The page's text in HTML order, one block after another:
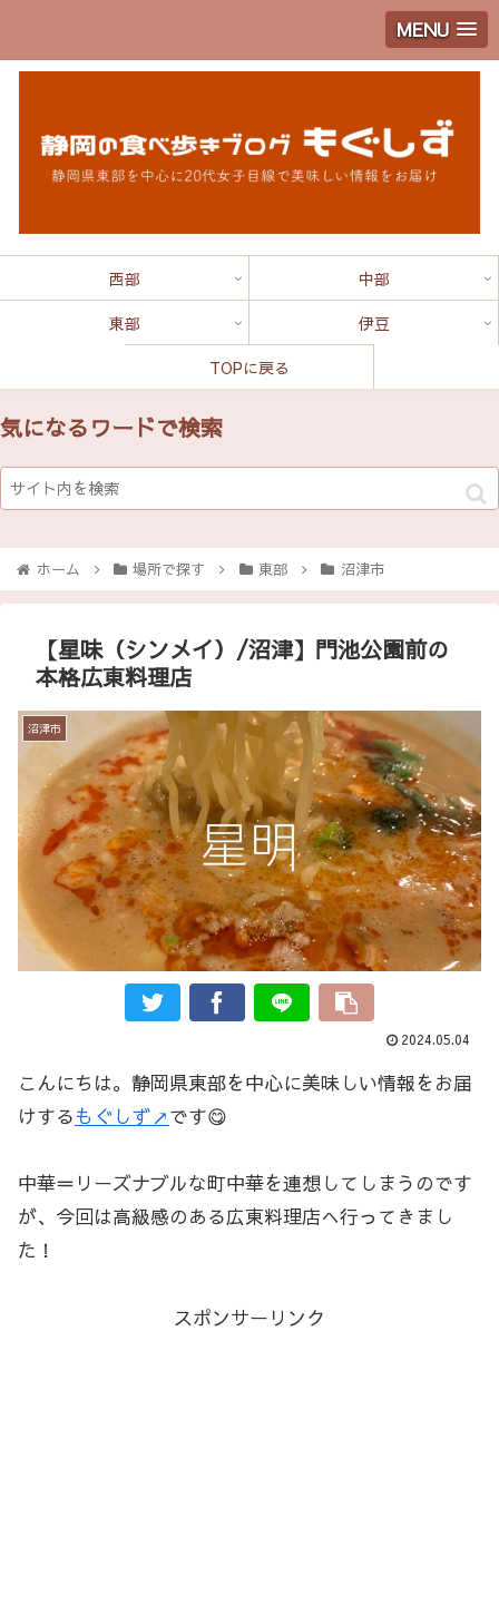
MENU
西部
中部
東部
伊豆
TOPに戻る
気になるワードで検索
ホーム 場所で探す 東部 沼津市
【星味（シンメイ）/沼津】門池公園前の
本格広東料理店
沼津市
2024.05.04
こんにちは。静岡県東部を中心に美味しい情報をお届
けするもぐしず↗です😋
中華＝リーズナブルな町中華を連想してしまうのです
が、今回は高級感のある広東料理店へ行ってきまし
た！
スポンサーリンク